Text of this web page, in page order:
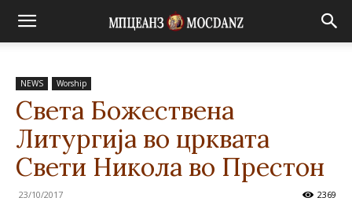
NEWS Worship
Света Божествена
Литургија во црквата
Свети Никола во Престон
23/10/2017 2369